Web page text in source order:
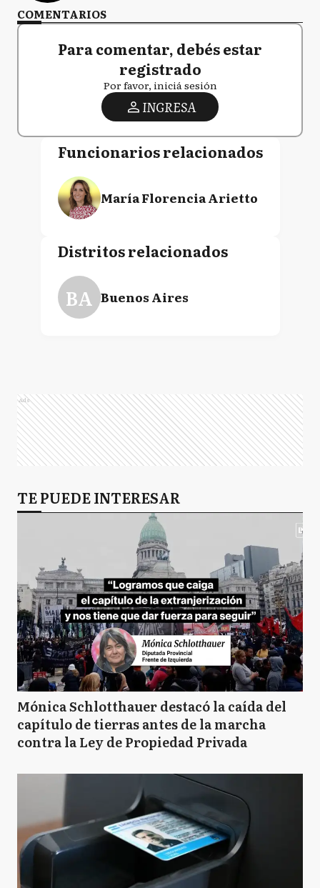
COMENTARIOS
Para comentar, debés estar
registrado
Por favor, iniciá sesión
INGRESA
Funcionarios relacionados
María Florencia Arietto
Distritos relacionados
BA Buenos Aires
Ads
TE PUEDE INTERESAR
Mónica Schlotthauer destacó la caída del
capítulo de tierras antes de la marcha
contra la Ley de Propiedad Privada